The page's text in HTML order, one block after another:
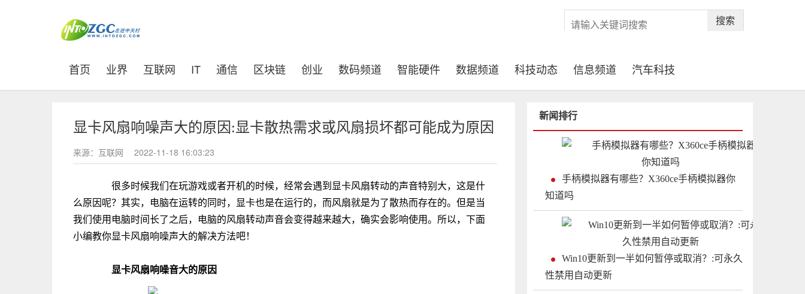
搜索
首页 (current)
业界 互联网 IT 通信 区块链 创业 数码频道 智能硬件 数据频道 科技动态 信息频道 汽车科技
显卡风扇响噪声大的原因:显卡散热需求或风扇损坏都可能成为原因
来源：互联网 2022-11-18 16:03:23
很多时候我们在玩游戏或者开机的时候，经常会遇到显卡风扇转动的声音特别大，这是什
么原因呢？其实，电脑在运转的同时，显卡也是在运行的，而风扇就是为了散热而存在的。但是当
我们使用电脑时间长了之后，电脑的风扇转动声音会变得越来越大，确实会影响使用。所以，下面
小编教你显卡风扇响噪声大的解决方法吧！
显卡风扇响噪音大的原因
新闻排行
手柄模拟器有哪些？X360ce手柄模拟器你
知道吗
Win10更新到一半如何暂停或取消？:可永久
性禁用自动更新